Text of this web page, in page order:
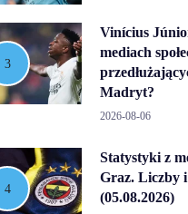
Vinícius
mediach
Madryt?
2026-08-06
Statystyki z
Graz. Liczby i
(05.08.2026)